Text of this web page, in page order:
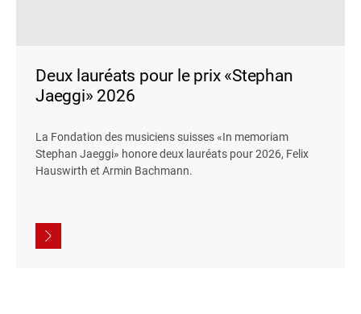
Deux lauréats pour le prix «Stephan
Jaeggi» 2026
La Fondation des musiciens suisses «In memoriam
Stephan Jaeggi» honore deux lauréats pour 2026, Felix
Hauswirth et Armin Bachmann.